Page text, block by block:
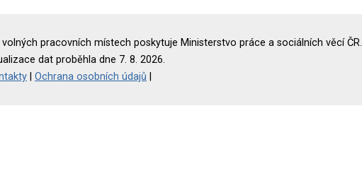
pracovních místech poskytuje Ministerstvo práce a sociálních věcí ČR.
dat proběhla dne 7. 8. 2026.
Ochrana osobních údajů